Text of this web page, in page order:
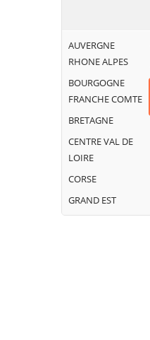
AUVERGNE
RHONE ALPES
BOURGOGNE
FRANCHE COMTE
BRETAGNE
CENTRE VAL DE
LOIRE
CORSE
GRAND EST